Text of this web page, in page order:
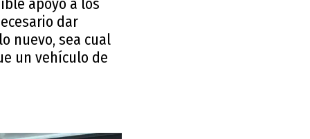
apoyo a los
dar
nuevo, sea cual
un vehículo de